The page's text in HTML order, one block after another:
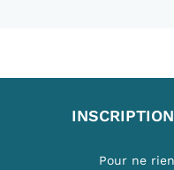
Pour ne